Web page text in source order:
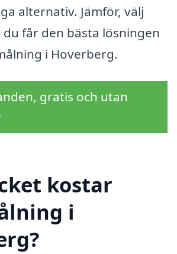
alternativ. Jämför, välj
får den bästa lösningen
i Hoverberg.
gratis och utan
kostar
i